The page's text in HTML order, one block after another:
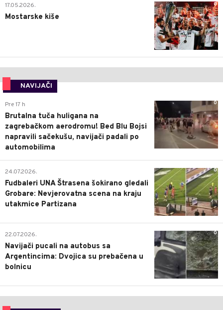
0
17.05.2026.
Mostarske kiše
NAVIJAČI
0
Pre 17 h
Brutalna tuča huligana na
zagrebačkom aerodromu! Bed Blu Bojsi
napravili sačekušu, navijači padali po
automobilima
0
24.07.2026.
Fudbaleri UNA Štrasena šokirano gledali
Grobare: Nevjerovatna scena na kraju
utakmice Partizana
0
22.07.2026.
Navijači pucali na autobus sa
Argentincima: Dvojica su prebačena u
bolnicu